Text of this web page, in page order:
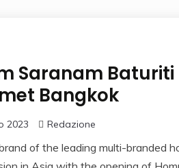
Saranam
Bangkok
2023 Redazione
of the leading multi-branded